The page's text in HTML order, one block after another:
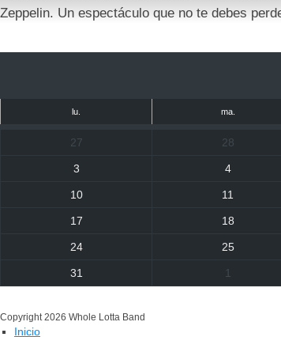
Zeppelin. Un espectáculo que no te debes
lu. ma.
27 28
3 4
10 11
17 18
24 25
31 1
Copyright 2026 Whole Lotta Band
Inicio